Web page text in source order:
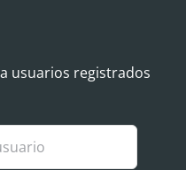
usuarios registrados